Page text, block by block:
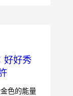
好好秀
色的能量